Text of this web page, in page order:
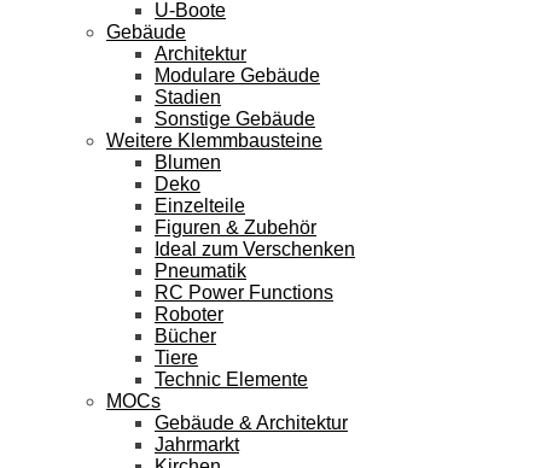
U-Boote
Gebäude
Architektur
Modulare Gebäude
Stadien
Sonstige Gebäude
Weitere Klemmbausteine
Blumen
Deko
Einzelteile
Figuren & Zubehör
Ideal zum Verschenken
Pneumatik
RC Power Functions
Roboter
Bücher
Tiere
Technic Elemente
MOCs
Gebäude & Architektur
Jahrmarkt